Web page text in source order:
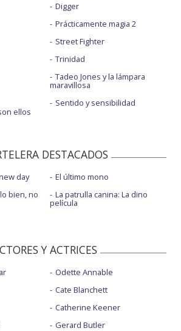
ellos
Digger
Prácticamente magia 2
Street Fighter
Trinidad
Tadeo Jones y la lámpara
maravillosa
Sentido y sensibilidad
DESTACADOS
day
bien, no
El último mono
La patrulla canina: La dino
película
Y ACTRICES
Odette Annable
Cate Blanchett
Catherine Keener
Gerard Butler